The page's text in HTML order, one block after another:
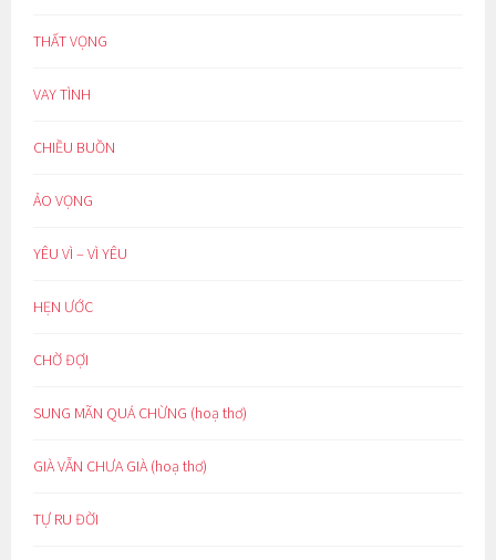
THẤT VỌNG
VAY TÌNH
CHIỀU BUỒN
ẢO VỌNG
YÊU VÌ – VÌ YÊU
HẸN ƯỚC
CHỜ ĐỢI
SUNG MÃN QUÁ CHỪNG (hoạ thơ)
GIÀ VẪN CHƯA GIÀ (hoạ thơ)
TỰ RU ĐỜI